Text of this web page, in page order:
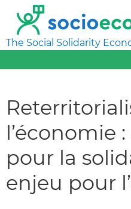
The Social Solidarity
l’économie
pour la
enjeu pour